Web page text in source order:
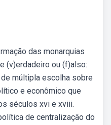
das monarquias
(v)erdadeiro ou (f)also:
múltipla escolha sobre
e econômico que
séculos xvi e xviii.
de centralização do